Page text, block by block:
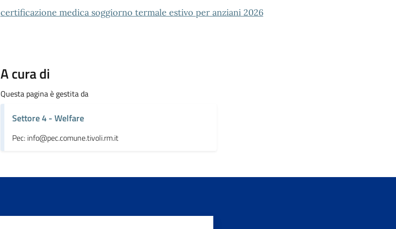
certificazione medica soggiorno termale estivo per anziani 2026
A cura di
Questa pagina è gestita da
Settore 4 - Welfare
Pec: info@pec.comune.tivoli.rm.it